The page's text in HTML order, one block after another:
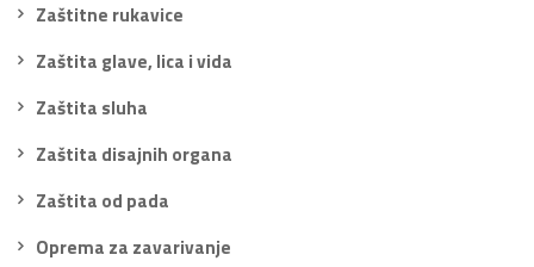
Zaštitne rukavice
Zaštita glave, lica i vida
Zaštita sluha
Zaštita disajnih organa
Zaštita od pada
Oprema za zavarivanje